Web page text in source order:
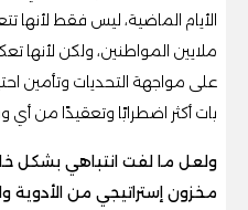
الأيام الماضية، ليس فقط
ملايين المواطنين، ولكن لأنها
على مواجهة التحديات وتأمين
بات أكثر اضطرابًا وتعقيدًا من
ولعل ما لفت انتباهي بشكل
مخزون إستراتيجي من الأدوية